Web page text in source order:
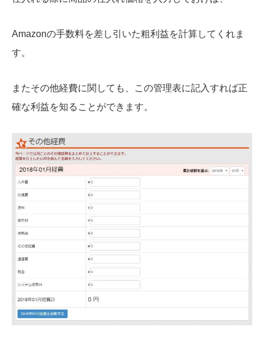
Amazonの手数料を差し引いた粗利益を計算してくれま
す。
またその他経費に関しても、この管理表に記入すれば正
確な利益を知ることができます。